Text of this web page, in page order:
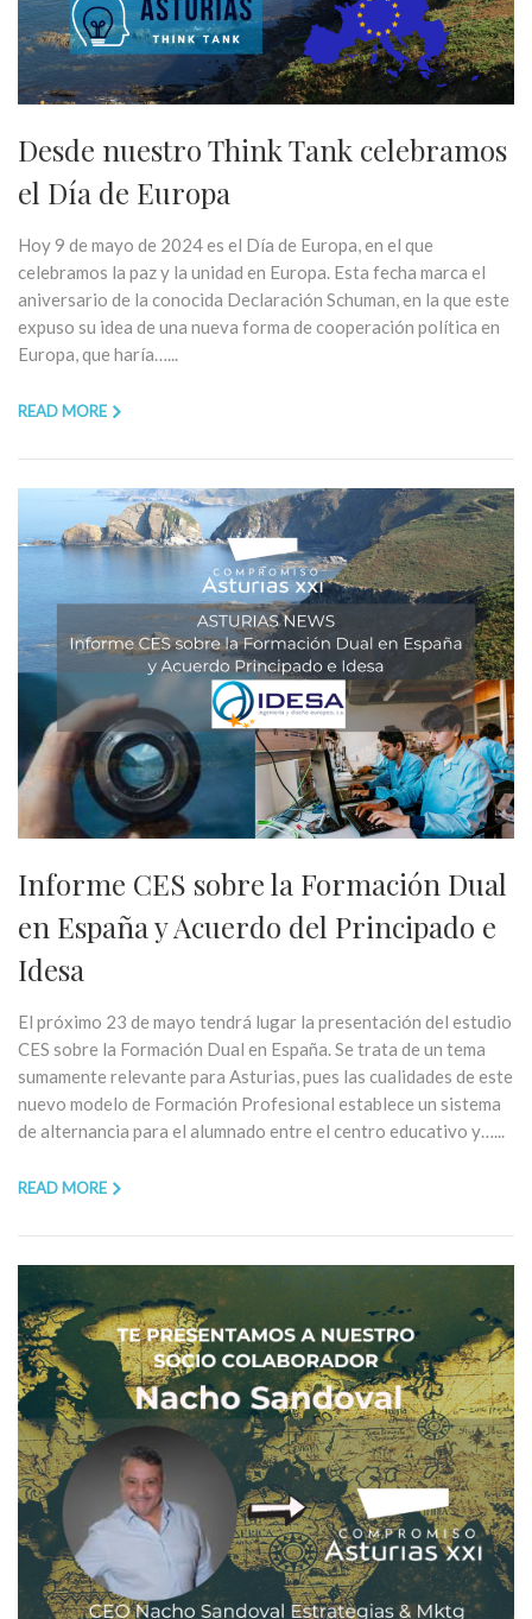
Desde nuestro Think Tank celebramos
el Día de Europa
Hoy 9 de mayo de 2024 es el Día de Europa, en el que
celebramos la paz y la unidad en Europa. Esta fecha marca el
aniversario de la conocida Declaración Schuman, en la que este
expuso su idea de una nueva forma de cooperación política en
Europa, que haría…...
READ MORE
Informe CES sobre la Formación Dual
en España y Acuerdo del Principado e
Idesa
El próximo 23 de mayo tendrá lugar la presentación del estudio
CES sobre la Formación Dual en España. Se trata de un tema
sumamente relevante para Asturias, pues las cualidades de este
nuevo modelo de Formación Profesional establece un sistema
de alternancia para el alumnado entre el centro educativo y…...
READ MORE